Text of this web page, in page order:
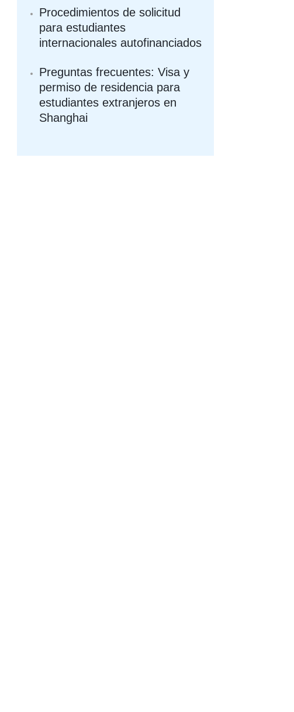
Procedimientos de solicitud
para estudiantes
internacionales autofinanciados
Preguntas frecuentes: Visa y
permiso de residencia para
estudiantes extranjeros en
Shanghai